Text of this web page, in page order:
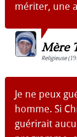
mériter, une
Mère
Religieuse
Je ne peux
homme. Si
guérirait